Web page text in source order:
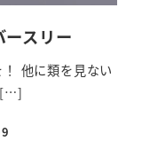
スリー
他に類を見ない
[…]